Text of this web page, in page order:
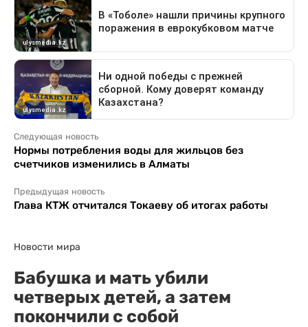
Следующая новость
Нормы потребления воды для жильцов без
счетчиков изменились в Алматы
Предыдущая новость
Глава КТЖ отчитался Токаеву об итогах работы
Новости мира
Бабушка и мать убили
четверых детей, а затем
покончили с собой